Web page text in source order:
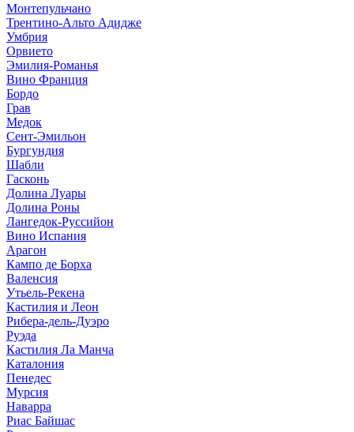
Монтепульчано
Трентино-Альто Адидже
Умбрия
Орвието
Эмилия-Романья
Вино Франция
Бордо
Грав
Медок
Сент-Эмильон
Бургундия
Шабли
Гасконь
Долина Луары
Долина Роны
Лангедок-Руссийон
Вино Испания
Арагон
Кампо де Борха
Валенсия
Утьель-Рекена
Кастилия и Леон
Рибера-дель-Дуэро
Руэда
Кастилия Ла Манча
Каталония
Пенедес
Мурсия
Наварра
Риас Байшас